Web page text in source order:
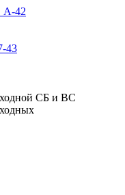
43
СБ и ВС